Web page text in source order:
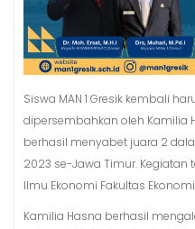
Siswa MAN 1 Gresik kembali
dipersembahkan oleh Kamilia
berhasil menyabet juara 2
2023 se-Jawa Timur. Kegiatan
Ilmu Ekonomi Fakultas
Kamilia Hasna berhasil